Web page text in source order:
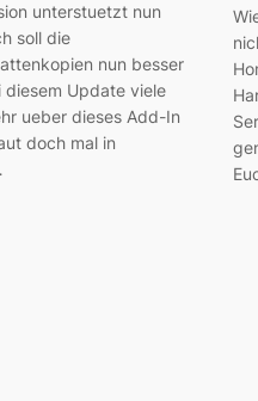
unterstuetzt nun
soll die
nun besser
diesem Update viele
ueber dieses Add-In
doch mal in